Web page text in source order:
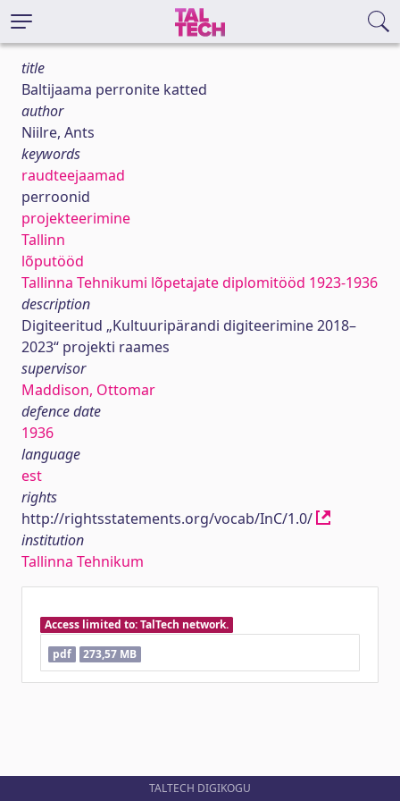
title
Baltijaama perronite katted
author
Niilre, Ants
keywords
raudteejaamad
perroonid
projekteerimine
Tallinn
lõputööd
Tallinna Tehnikumi lõpetajate diplomitööd 1923-1936
description
Digiteeritud „Kultuuripärandi digiteerimine 2018–
2023“ projekti raames
supervisor
Maddison, Ottomar
defence date
1936
language
est
rights
http://rightsstatements.org/vocab/InC/1.0/
institution
Tallinna Tehnikum
Access limited to: TalTech network.
pdf
273,57 MB
TALTECH DIGIKOGU